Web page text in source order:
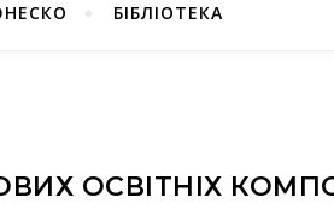
БІБЛІОТЕКА
ОСВІТНІХ